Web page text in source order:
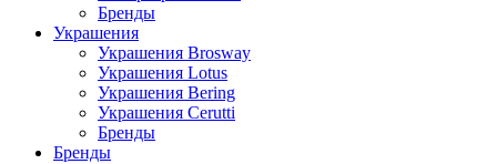
Бренды
Украшения
Украшения Brosway
Украшения Lotus
Украшения Bering
Украшения Cerutti
Бренды
Бренды